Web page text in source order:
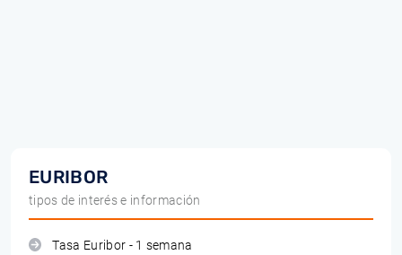
EURIBOR
tipos de interés e información
Tasa Euribor - 1 semana